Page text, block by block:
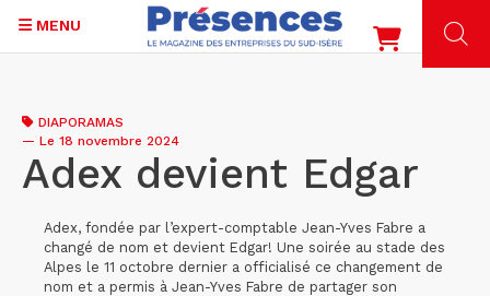
contenu
principal
MENU
DIAPORAMAS
— Le 18 novembre 2024
Adex devient Edgar
Adex, fondée par l’expert-comptable Jean-Yves Fabre a
changé de nom et devient Edgar! Une soirée au stade des
Alpes le 11 octobre dernier a officialisé ce changement de
nom et a permis à Jean-Yves Fabre de partager son